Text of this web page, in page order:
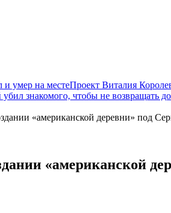
и умер на местеПроект Виталия
знакомого, чтобы не возвращать
«американской деревни» под
«американской